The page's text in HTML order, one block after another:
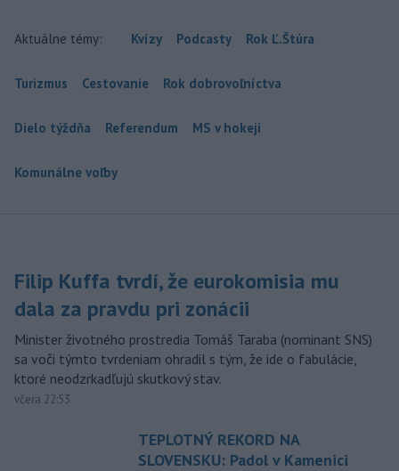
Aktuálne témy: Kvízy Podcasty Rok Ľ.Štúra
Turizmus Cestovanie Rok dobrovoľníctva
Dielo týždňa Referendum MS v hokeji
Komunálne voľby
Filip Kuffa tvrdí, že eurokomisia mu
dala za pravdu pri zonácii
Minister životného prostredia Tomáš Taraba (nominant SNS)
sa voči týmto tvrdeniam ohradil s tým, že ide o fabulácie,
ktoré neodzrkadľujú skutkový stav.
včera 22:53
TEPLOTNÝ REKORD NA
SLOVENSKU: Padol v Kamenici